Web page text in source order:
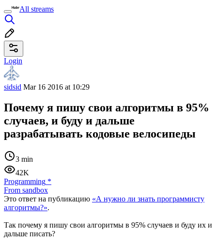
All streams
Login
sidsid Mar 16 2016 at 10:29
Почему я пишу свои алгоритмы в 95%
случаев, и буду и дальше
разрабатывать кодовые велосипеды
3 min
42K
Programming *
From sandbox
Это ответ на публикацию «А нужно ли знать программисту
алгоритмы?».
Так почему я пишу свои алгоритмы в 95% случаев и буду их и
дальше писать?